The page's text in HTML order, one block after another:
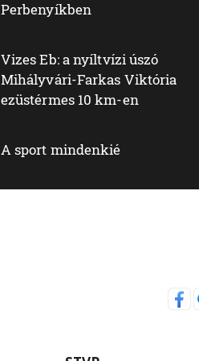
Perbenyíkben
Vizes Eb: a nyíltvízi úszó
Mihályvári-Farkas Viktória
ezüstérmes 10 km-en
A sport mindenkié